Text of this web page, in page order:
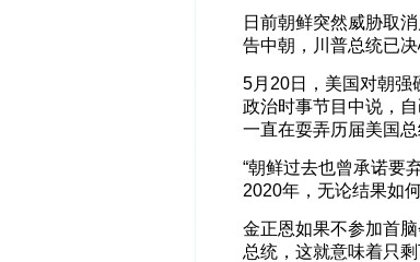
日前朝鲜突然威胁取
告中朝，川普总统已
5月20日，美国对朝强
政治时事节目中说，
一直在耍弄历届美国
“朝鲜过去也曾承诺要
2020年，无论结果如
金正恩如果不参加首
总统，这就意味着只剩